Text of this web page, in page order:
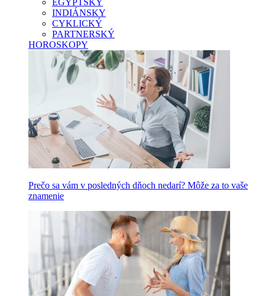
EGYPTSKÝ
INDIÁNSKY
CYKLICKÝ
PARTNERSKÝ
HOROSKOPY
Prečo sa vám v posledných dňoch nedarí? Môže za to vaše
znamenie